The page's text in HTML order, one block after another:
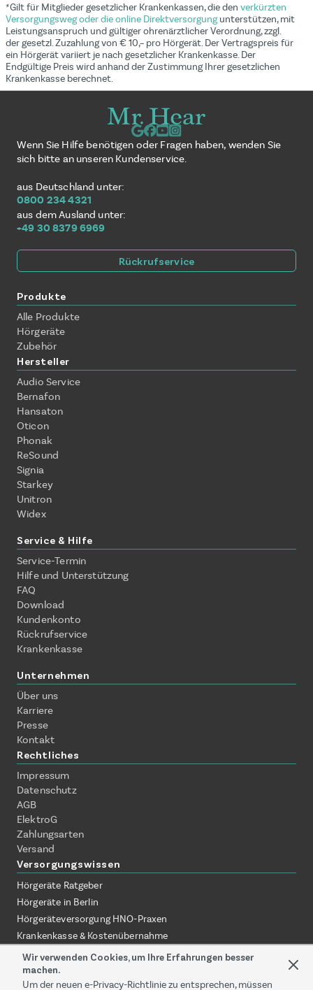
Wir verwenden Cookies, um Ihre Erfahrungen besser
machen.
Um der neuen e-Privacy-Richtlinie zu entsprechen, müssen
*Gilt für Mitglieder gesetzlicher Krankenkassen, die den verkürzten
Versorgungsweg oder die online Direktversorgungunterstützen, mit
Leistungsanspruch und gültiger ohrenärztlicher Verordnung, zzgl.
der gesetzl. Zuzahlung von € 10,– pro Hörgerät. Der Vertragspreis für
ein Hörgerät variiert je nach gesetzlicher Krankenkasse. Der
Endgültige Preis wird anhand der Zustimmung Ihrer gesetzlichen
Krankenkasse berechnet.
Wenn Sie Hilfe benötigen oder Fragen haben, wenden Sie
sich bitte an unseren Kundenservice.
aus Deutschland unter:
0800 234 4321
aus dem Ausland unter:
+49 30 8379 6969
Rückrufservice
Produkte
Alle Produkte
Hörgeräte
Zubehör
Hersteller
Audio Service
Bernafon
Hansaton
Oticon
Phonak
ReSound
Signia
Starkey
Unitron
Widex
Service & Hilfe
Service-Termin
Hilfe und Unterstützung
FAQ
Download
Kundenkonto
Rückrufservice
Krankenkasse
Unternehmen
Über uns
Karriere
Presse
Kontakt
Rechtliches
Impressum
Datenschutz
AGB
ElektroG
Zahlungsarten
Versand
Versorgungswissen
Hörgeräte Ratgeber
Hörgeräte in Berlin
Hörgeräteversorgung HNO-Praxen
Krankenkasse & Kostenübernahme
Hörgeräte ohne Termin erklärt
Hörgeräte zuhause testen
Online-Akustiker vs. Fachgeschäft